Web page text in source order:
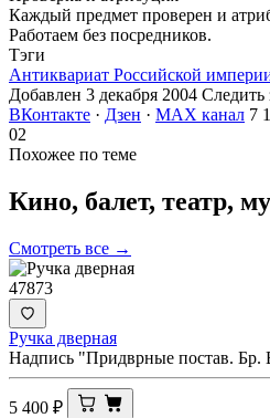
Каждый предмет проверен и
Работаем без посредников.
Тэги
Антиквариат Российской
Добавлен 3 декабря 2004 Следить
ВКонтакте · Дзен · MAX канал 7
02
Похожее по теме
Кино, балет, театр,
Смотреть все →
47873
Ручка дверная
Надпись "Придврные постав. Бр.
5 400 ₽